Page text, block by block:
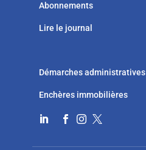
Abonnements
Lire le journal
Démarches administratives
Enchères immobilières
   